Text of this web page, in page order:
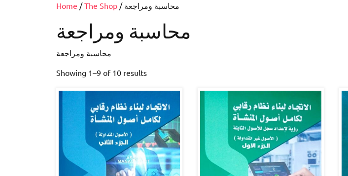
Home /The Shop / محاسبة ومراجعة
محاسبة ومراجعة
محاسبة ومراجعة
Showing 1–9 of 10 results